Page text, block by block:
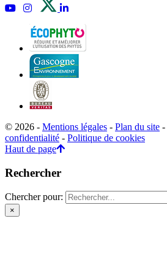
© 2026 - Mentions légales - Plan du site -
confidentialité - Politique de cookies
Haut de page
Rechercher
Chercher pour:
×